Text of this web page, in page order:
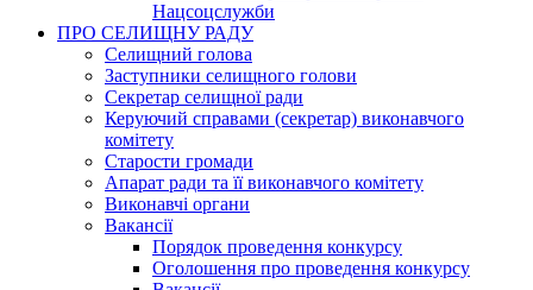
Нацсоцслужби
ПРО СЕЛИЩНУ РАДУ
Селищний голова
Заступники селищного голови
Секретар селищної ради
Керуючий справами (секретар) виконавчого
комітету
Старости громади
Апарат ради та її виконавчого комітету
Виконавчі органи
Вакансії
Порядок проведення конкурсу
Оголошення про проведення конкурсу